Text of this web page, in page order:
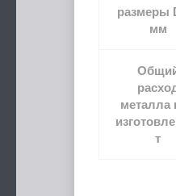
размеры
мм
металла
т